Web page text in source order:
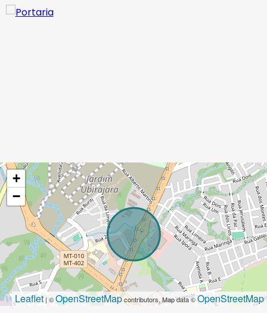
+
−
Leaflet | ©OpenStreetMapcontributors, Map data ©OpenStreetMap